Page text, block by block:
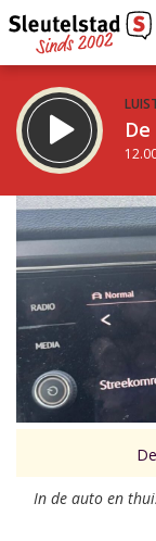
STRAKS:
Sleutelstad 30
17.00 - 19.00 uur
Vorig uur
In de auto en